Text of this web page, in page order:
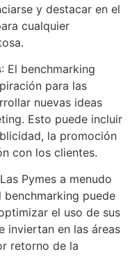
y destacar en el
cualquier
: El benchmarking
para las
nuevas ideas
Esto puede incluir
la promoción
con los clientes.
Pymes a menudo
puede
el uso de sus
inviertan en las áreas
retorno de la